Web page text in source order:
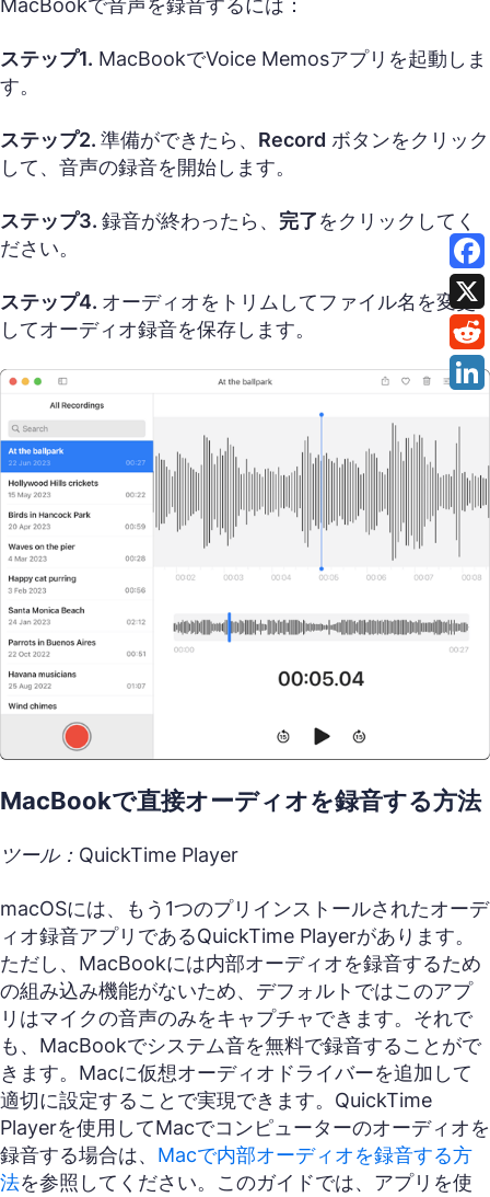
MacBookで音声を録音するには：
ステップ1. MacBookでVoice Memosアプリを起動しま
す。
ステップ2. 準備ができたら、 Record ボタンをクリック
して、音声の録音を開始します。
ステップ3. 録音が終わったら、 完了をクリックしてく
ださい。
ステップ4. オーディオをトリムしてファイル名を変更
してオーディオ録音を保存します。
MacBookで直接オーディオを録音する方法
ツール：QuickTime Player
macOSには、もう1つのプリインストールされたオーデ
ィオ録音アプリであるQuickTime Playerがあります。
ただし、MacBookには内部オーディオを録音するため
の組み込み機能がないため、デフォルトではこのアプ
リはマイクの音声のみをキャプチャできます。それで
も、MacBookでシステム音を無料で録音することがで
きます。Macに仮想オーディオドライバーを追加して
適切に設定することで実現できます。QuickTime
Playerを使用してMacでコンピューターのオーディオを
録音する場合は、 Macで内部オーディオを録音する方
法を参照してください。このガイドでは、アプリを使